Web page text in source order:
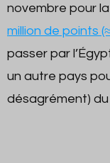
novembre pour la
million de points
passer par
un autre pays
désagrément)